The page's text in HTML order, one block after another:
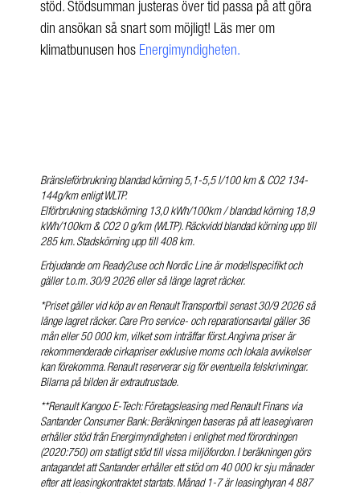
stöd. Stödsumman justeras över tid passa på att göra
din ansökan så snart som möjligt! Läs mer om
klimatbunusen hos Energimyndigheten.
Bränsleförbrukning blandad körning 5,1-5,5 l/100 km & CO2 134-
144g/km enligt WLTP.
Elförbrukning stadskörning 13,0 kWh/100km / blandad körning 18,9
kWh/100km & CO2 0 g/km (WLTP). Räckvidd blandad körning upp till
285 km. Stadskörning upp till 408 km.
Erbjudande om Ready2use och Nordic Line är modellspecifikt och
gäller t.o.m. 30/9 2026 eller så länge lagret räcker.
*Priset gäller vid köp av en Renault Transportbil senast 30/9 2026 så
länge lagret räcker. Care Pro service- och reparationsavtal gäller 36
mån eller 50 000 km, vilket som inträffar först. Angivna priser är
rekommenderade cirkapriser exklusive moms och lokala avvikelser
kan förekomma. Renault reserverar sig för eventuella felskrivningar.
Bilarna på bilden är extrautrustade.
**Renault Kangoo E-Tech: Företagsleasing med Renault Finans via
Santander Consumer Bank: Beräkningen baseras på att leasegivaren
erhåller stöd från Energimyndigheten i enlighet med förordningen
(2020:750) om statligt stöd till vissa miljöfordon. I beräkningen görs
antagandet att Santander erhåller ett stöd om 40 000 kr sju månader
efter att leasingkontraktet startats. Månad 1-7 är leasinghyran 4 887